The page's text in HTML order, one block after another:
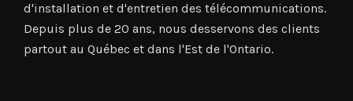
d'installation et d'entretien des télécommunications.
Depuis plus de 20 ans, nous desservons des clients
partout au Québec et dans l'Est de l'Ontario.